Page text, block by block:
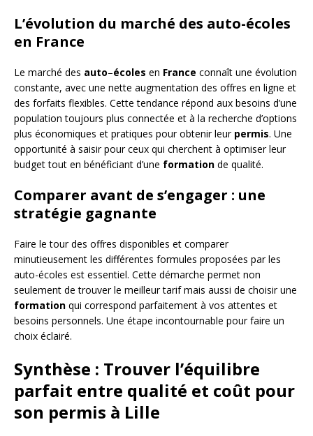
L’évolution du marché des auto-écoles
en France
Le marché des auto–écoles en France connaît une évolution
constante, avec une nette augmentation des offres en ligne et
des forfaits flexibles. Cette tendance répond aux besoins d’une
population toujours plus connectée et à la recherche d’options
plus économiques et pratiques pour obtenir leur permis. Une
opportunité à saisir pour ceux qui cherchent à optimiser leur
budget tout en bénéficiant d’une formation de qualité.
Comparer avant de s’engager : une
stratégie gagnante
Faire le tour des offres disponibles et comparer
minutieusement les différentes formules proposées par les
auto-écoles est essentiel. Cette démarche permet non
seulement de trouver le meilleur tarif mais aussi de choisir une
formation qui correspond parfaitement à vos attentes et
besoins personnels. Une étape incontournable pour faire un
choix éclairé.
Synthèse : Trouver l’équilibre
parfait entre qualité et coût pour
son permis à Lille